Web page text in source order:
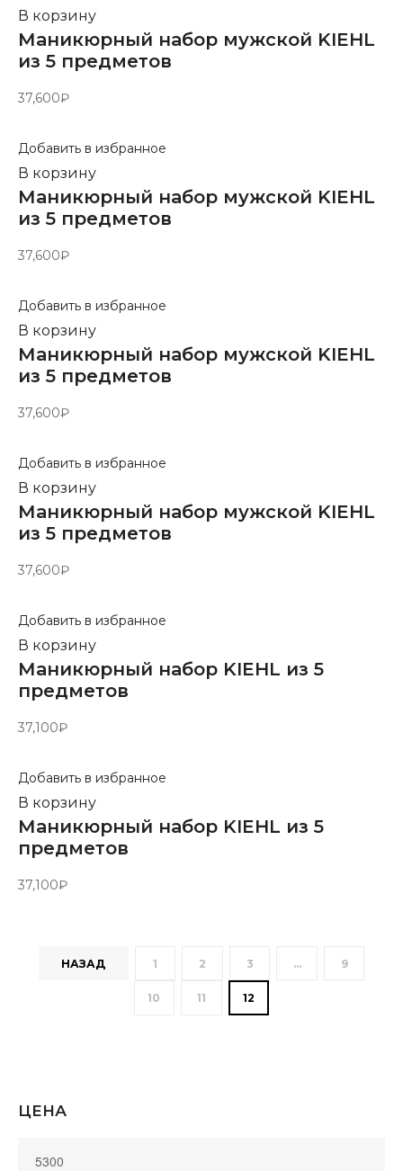
В корзину
Маникюрный набор мужской KIEHL
из 5 предметов
37,600₽
Добавить в избранное
В корзину
Маникюрный набор мужской KIEHL
из 5 предметов
37,600₽
Добавить в избранное
В корзину
Маникюрный набор мужской KIEHL
из 5 предметов
37,600₽
Добавить в избранное
В корзину
Маникюрный набор мужской KIEHL
из 5 предметов
37,600₽
Добавить в избранное
В корзину
Маникюрный набор KIEHL из 5
предметов
37,100₽
Добавить в избранное
В корзину
Маникюрный набор KIEHL из 5
предметов
37,100₽
НАЗАД 1 2 3 … 9
10 11 12
ЦЕНА